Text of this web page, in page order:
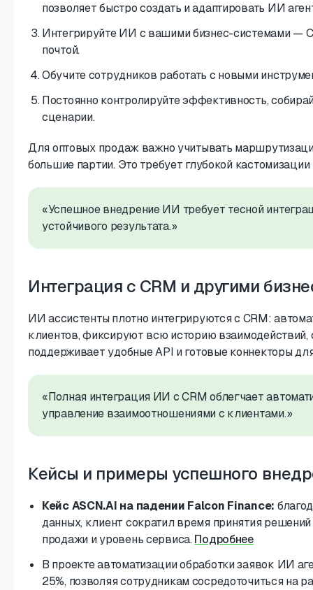
позволяет быстро создать и адаптировать ИИ
Интегрируйте ИИ с вашими бизнес-системами —
почтой.
Обучите сотрудников работать с новыми
Постоянно контролируйте эффективность,
сценарии.
Для оптовых продаж важно учитывать
большие партии. Это требует глубокой
«Успешное внедрение ИИ требует тесной
устойчивого результата.»
Интеграция с CRM и другими
ИИ ассистенты плотно интегрируются с CRM:
клиентов, фиксируют всю историю взаимодействий,
поддерживает удобные API и готовые коннекторы
«Полная интеграция ИИ с CRM облегчает
управление взаимоотношениями с клиентами.»
Кейсы и примеры успешного
Кейс ASCN.AI на падении Falcon Finance:
данных, клиент сократил время принятия
продажи и уровень сервиса.Подробнее
В проекте автоматизации обработки заявок ИИ
25%, позволяя сотрудникам сосредоточиться на